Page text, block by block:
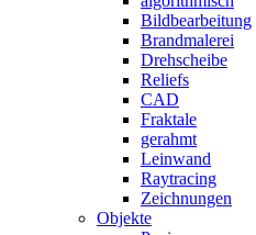
Bildbearbeitung
Brandmalerei
Drehscheibe
Reliefs
CAD
Fraktale
gerahmt
Leinwand
Raytracing
Zeichnungen
Objekte